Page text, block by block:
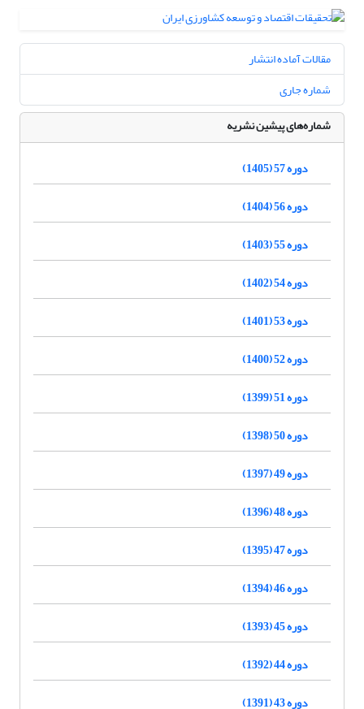
مقالات آماده انتشار
شماره جاری
شماره‌های پیشین نشریه
دوره 57 (1405)
دوره 56 (1404)
دوره 55 (1403)
دوره 54 (1402)
دوره 53 (1401)
دوره 52 (1400)
دوره 51 (1399)
دوره 50 (1398)
دوره 49 (1397)
دوره 48 (1396)
دوره 47 (1395)
دوره 46 (1394)
دوره 45 (1393)
دوره 44 (1392)
دوره 43 (1391)